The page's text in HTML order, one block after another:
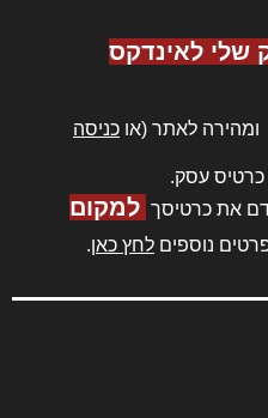
שלי לאינדקס
לאתר (או כניסה
כרטיס עסק.
את כרטיסך למקום
נוספים לחץ כאן.